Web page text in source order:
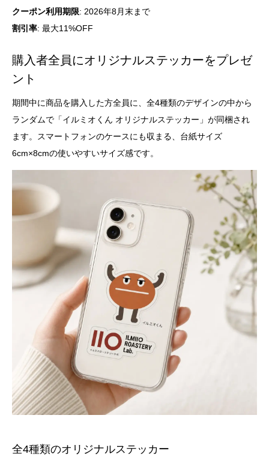
クーポン利用期限: 2026年8月末まで
割引率: 最大11%OFF
購入者全員にオリジナルステッカーをプレゼ
ント
期間中に商品を購入した方全員に、全4種類のデザインの中から
ランダムで「イルミオくん オリジナルステッカー」が同梱され
ます。スマートフォンのケースにも収まる、台紙サイズ
6cm×8cmの使いやすいサイズ感です。
全4種類のオリジナルステッカー